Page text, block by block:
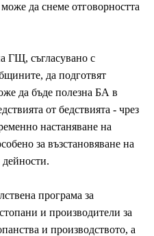
да снеме отговорността
ГЩ, съгласувано с
да подготвят
да бъде полезна БА в
от бедствията - чрез
настаняване на
за възстановяване на
програма за
и производители за
и производството, а